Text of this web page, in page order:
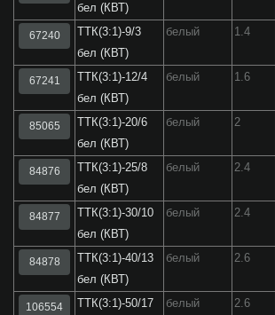
бел (КВТ)
67240
ТТК(3:1)-9/3
бел (КВТ)
белый 1.4
67241
ТТК(3:1)-12/4
бел (КВТ)
белый 1.6
85065
ТТК(3:1)-20/6
бел (КВТ)
белый 2
84876
ТТК(3:1)-25/8
бел (КВТ)
белый 2.4
84877
ТТК(3:1)-30/10
бел (КВТ)
белый 2.4
84878
ТТК(3:1)-40/13
бел (КВТ)
белый 2.6
106554
ТТК(3:1)-50/17
белый 2.6